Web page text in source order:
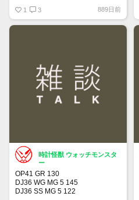
そうかと思っています。
1 3 889日前
時計怪獣 ウォッチモンスタ
ー
OP41 GR 130
DJ36 WG MG 5 145
DJ36 SS MG 5 122